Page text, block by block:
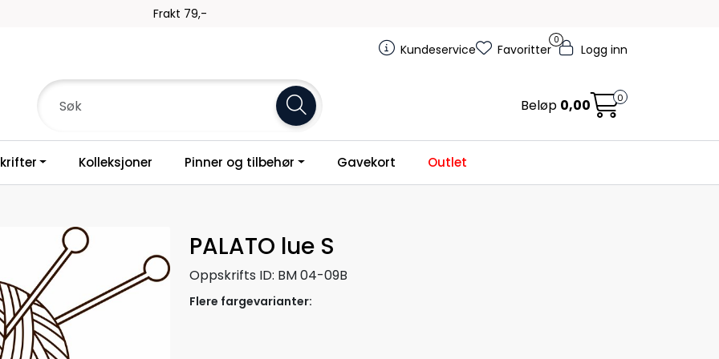
Frakt 79,-
Kundeservice
0
Favoritter Logg inn
Beløp 0,00 0
Kolleksjoner Pinner og tilbehør Gavekort Outlet
PALATO lue S
Oppskrifts ID: BM 04-09B
Flere fargevarianter: